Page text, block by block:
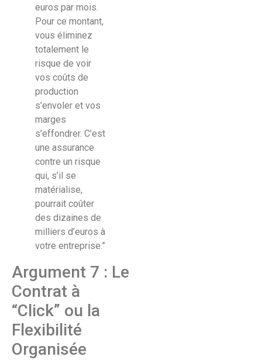
euros par mois.
Pour ce montant,
vous éliminez
totalement le
risque de voir
vos coûts de
production
s’envoler et vos
marges
s’effondrer. C’est
une assurance
contre un risque
qui, s’il se
matérialise,
pourrait coûter
des dizaines de
milliers d’euros à
votre entreprise.”
Argument 7 : Le
Contrat à
“Click” ou la
Flexibilité
Organisée